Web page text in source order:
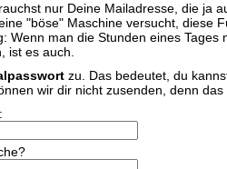
nur Deine Mailadresse, die ja
"böse" Maschine versucht, diese
Wenn man die Stunden eines
ist es auch.
zu. Das bedeutet, du
wir dir nicht zusenden, denn